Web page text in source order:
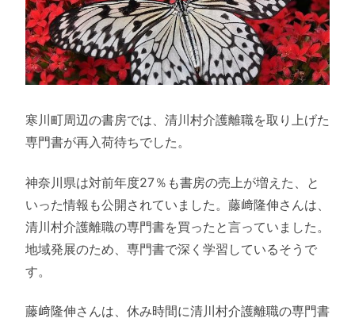
寒川町周辺の書房では、清川村介護離職を取り上げた
専門書が再入荷待ちでした。
神奈川県は対前年度27％も書房の売上が増えた、と
いった情報も公開されていました。藤﨑隆伸さんは、
清川村介護離職の専門書を買ったと言っていました。
地域発展のため、専門書で深く学習しているそうで
す。
藤﨑隆伸さんは、休み時間に清川村介護離職の専門書